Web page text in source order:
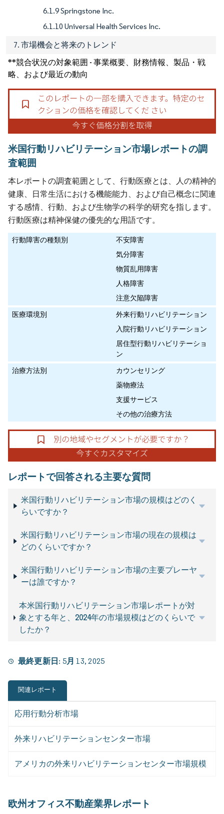
6.1.9 Springstone Inc.
6.1.10 Universal Health Services Inc.
7. 市場機会と将来のトレンド
**競合状況の対象範囲 - 事業概要、財務情報、製品・戦
略、および最近の動向
米国行動リハビリテーション市場レポートの調
査範囲
本レポートの調査範囲として、行動医療とは、人の精神的
健康、日常生活における機能能力、および自己概念に関連
する感情、行動、および生物学の科学的研究を指します。
行動医療は精神保健の優先的な用語です。
行動障害の種類別
不安障害
気分障害
物質乱用障害
人格障害
注意欠陥障害
医療環境別
外来行動リハビリテーション
入院行動リハビリテーション
居住型行動リハビリテーショ
ン
治療方法別
カウンセリング
薬物療法
支援サービス
その他の治療方法
レポートで回答される主要な質問
米国行動リハビリテーション市場の規模はどのく
らいですか？
米国行動リハビリテーション市場の現在の規模は
どのくらいですか？
米国行動リハビリテーション市場の主要プレーヤ
ーは誰ですか？
本米国行動リハビリテーション市場レポートが対
象とする年と、2024年の市場規模はどのくらいで
したか？
最終更新日: 5月 13, 2025
関連レポート
応用行動分析市場
外来リハビリテーションセンター市場
アメリカの外来リハビリテーションセンター市場規模
欧州オフィス不動産業界レポート